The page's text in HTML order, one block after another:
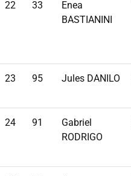
22 33
Enea
BASTIANINI
23 95 Jules DANILO
24 91
Gabriel
RODRIGO